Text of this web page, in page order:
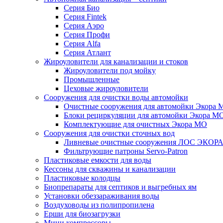
Серия Био
Серия Fintek
Серия Аэро
Серия Профи
Серия Alfa
Серия Атлант
Жироуловители для канализации и стоков
Жироуловители под мойку
Промышленные
Цеховые жироуловители
Сооружения для очистки воды автомойки
Очистные сооружения для автомойки Экора
Блоки рециркуляции для автомойки Экора
Комплектующие для очистных Экора МО
Сооружения для очистки сточных вод
Ливневые очистные сооружения ЛОС ЭКОРА
Фильтрующие патроны Servo-Patron
Пластиковые емкости для воды
Кессоны для скважины и канализации
Пластиковые колодцы
Биопрепараты для септиков и выгребных ям
Установки обеззараживания воды
Воздуховоды из полипропилена
Ерши для биозагрузки